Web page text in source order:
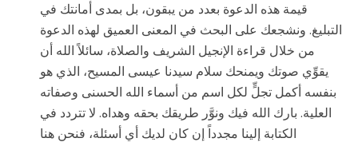
قيمة هذه الدعوة بعدد من يبقون، بل بمدى أمانتك في
التبليغ. ونشجعك على البحث في المعنى العميق لهذه الدعوة
من خلال قراءة الإنجيل الشريف والصلاة، سائلاً الله أن
يقوِّي صوتك ويمنحك سلام سيدنا عيسى المسيح، الذي هو
بنفسه أكمل تجلٍّ لكل اسم من أسماء الله الحسنى وصفاته
العلية. بارك الله فيك ونوَّر طريقك بحقه وهداه. لا تتردد في
الكتابة إلينا مجدداً إن كان لديك أي أسئلة، فنحن هنا